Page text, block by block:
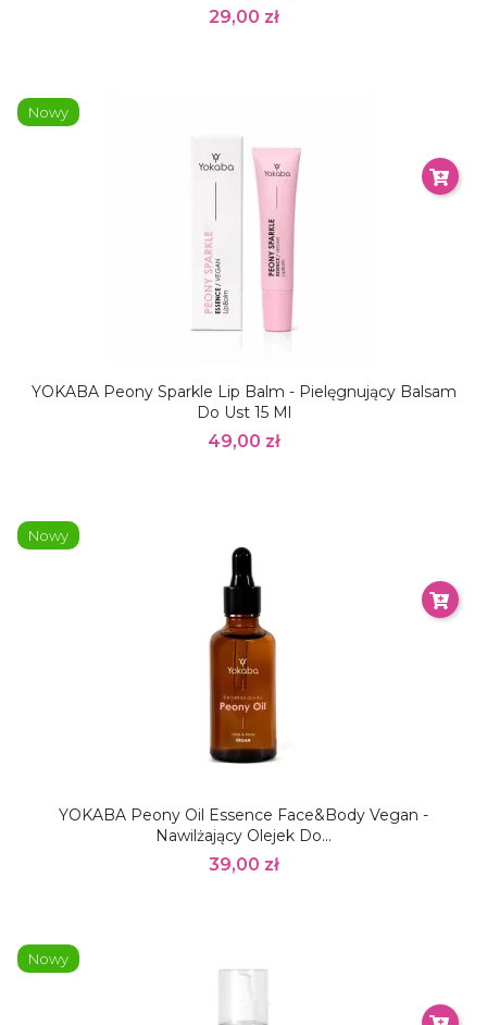
29,00 zł
YOKABA Peony Sparkle Lip Balm - Pielęgnujący Balsam
Do Ust 15 Ml
49,00 zł
Nowy
YOKABA Peony Oil Essence Face&Body Vegan -
Nawilżający Olejek Do...
39,00 zł
Nowy
Nowy